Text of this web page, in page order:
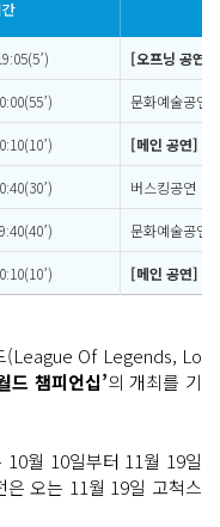
[오프닝 공연]
문화예술공연
[메인 공연]
버스킹공연
문화예술공연
[메인 공연]
(League Of Legends, Lo
드 챔피언십’의 개최를 기
10월 10일부터 11월 19일
오는 11월 19일 고척스